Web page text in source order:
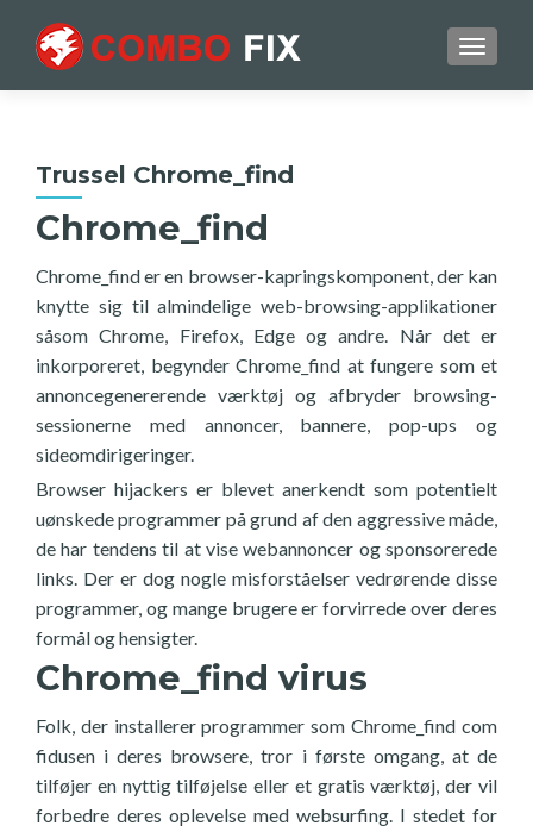
Trussel Chrome_find
Chrome_find
Chrome_find er en browser-kapringskomponent, der kan
knytte sig til almindelige web-browsing-applikationer
såsom Chrome, Firefox, Edge og andre. Når det er
inkorporeret, begynder Chrome_find at fungere som et
annoncegenererende værktøj og afbryder browsing-
sessionerne med annoncer, bannere, pop-ups og
sideomdirigeringer.
Browser hijackers er blevet anerkendt som potentielt
uønskede programmer på grund af den aggressive måde,
de har tendens til at vise webannoncer og sponsorerede
links. Der er dog nogle misforståelser vedrørende disse
programmer, og mange brugere er forvirrede over deres
formål og hensigter.
Chrome_find virus
Folk, der installerer programmer som Chrome_find com
fidusen i deres browsere, tror i første omgang, at de
tilføjer en nyttig tilføjelse eller et gratis værktøj, der vil
forbedre deres oplevelse med websurfing. I stedet for